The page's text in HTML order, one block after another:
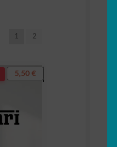
1 2
5,50 €